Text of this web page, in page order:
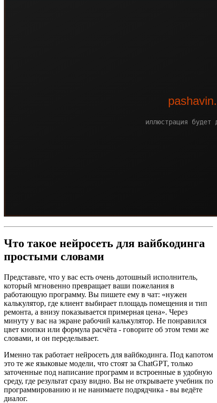
Что такое нейросеть для вайбкодинга
простыми словами
Представьте, что у вас есть очень дотошный исполнитель,
который мгновенно превращает ваши пожелания в
работающую программу. Вы пишете ему в чат: «нужен
калькулятор, где клиент выбирает площадь помещения и тип
ремонта, а внизу показывается примерная цена». Через
минуту у вас на экране рабочий калькулятор. Не понравился
цвет кнопки или формула расчёта - говорите об этом теми же
словами, и он переделывает.
Именно так работает нейросеть для вайбкодинга. Под капотом
это те же языковые модели, что стоят за ChatGPT, только
заточенные под написание программ и встроенные в удобную
среду, где результат сразу видно. Вы не открываете учебник по
программированию и не нанимаете подрядчика - вы ведёте
диалог.